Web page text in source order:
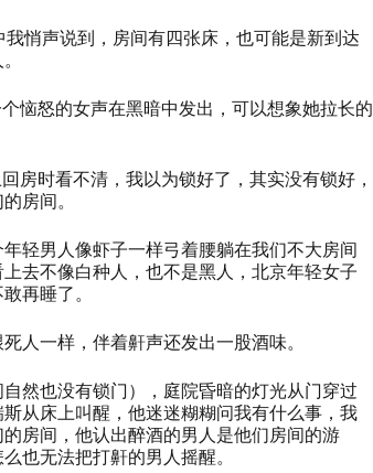
悄声说到，房间有四张床，也可能是新到达
恼怒的女声在黑暗中发出，可以想象她拉长的
房时看不清，我以为锁好了，其实没有锁好，
房间。
轻男人像虾子一样弓着腰躺在我们不大房间
去不像白种人，也不是黑人，北京年轻女子
再睡了。
人一样，伴着鼾声还发出一股酒味。
然也没有锁门），庭院昏暗的灯光从门穿过
从床上叫醒，他迷迷糊糊问我有什么事，我
房间，他认出醉酒的男人是他们房间的游
也无法把打鼾的男人摇醒。